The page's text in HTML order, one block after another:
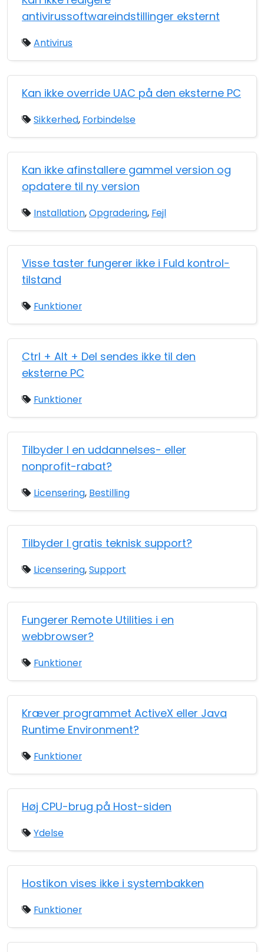
antivirussoftwareindstillinger eksternt
Antivirus
Kan ikke override UAC på den eksterne PC
Sikkerhed, Forbindelse
Kan ikke afinstallere gammel version og
opdatere til ny version
Installation,Opgradering, Fejl
Visse taster fungerer ikke i Fuld kontrol-
tilstand
Funktioner
Ctrl + Alt + Del sendes ikke til den
eksterne PC
Funktioner
Tilbyder I en uddannelses- eller
nonprofit-rabat?
Licensering, Bestilling
Tilbyder I gratis teknisk support?
Licensering,Support
Fungerer Remote Utilities i en
webbrowser?
Funktioner
Kræver programmet ActiveX eller Java
Runtime Environment?
Funktioner
Høj CPU-brug på Host-siden
Ydelse
Hostikon vises ikke i systembakken
Funktioner